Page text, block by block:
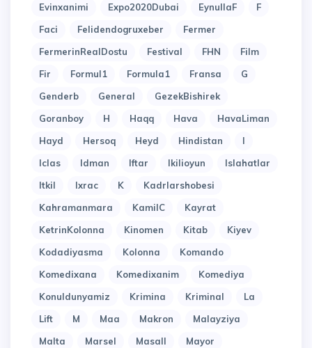
Evinxanimi
Expo2020Dubai EynullaF
F
Faci
Felidendogruxeber
Fermer
FermerinRealDostu
Festival FHN
Film
Fir
Formul1 Formula1 Fransa
G
Genderb
General
GezekBishirek
Goranboy
H Haqq Hava
HavaLiman
Hayd
Hersoq Heyd Hindistan
I
Iclas
Idman Iftar Ikilioyun
Islahatlar
Itkil
Ixrac K
Kadrlarshobesi
Kahramanmara
KamilC
Kayrat
KetrinKolonna
Kinomen Kitab
Kiyev
Kodadiyasma
Kolonna
Komando
Komedixana
Komedixanim
Komediya
Konuldunyamiz
Krimina Kriminal
La
Lift
M Maa Makron
Malayziya
Malta
Marsel Masall
Mayor